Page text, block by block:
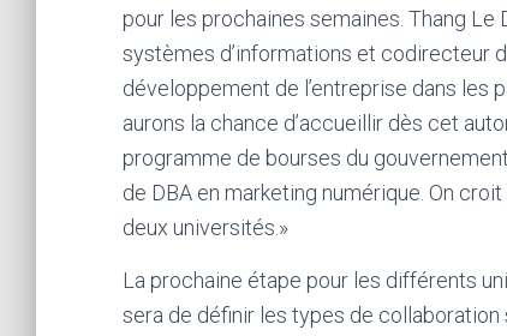
pour les prochaines semaines. Thang
systèmes d’informations et codirecteur
développement de l’entreprise dans les
aurons la chance d’accueillir dès cet
programme de bourses du
de DBA en marketing numérique. On
deux universités.»
La prochaine étape pour les différents
sera de définir les types de collaboration